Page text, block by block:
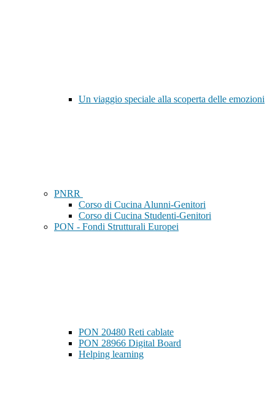
Un viaggio speciale alla scoperta delle emozioni
PNRR
Corso di Cucina Alunni-Genitori
Corso di Cucina Studenti-Genitori
PON - Fondi Strutturali Europei
PON 20480 Reti cablate
PON 28966 Digital Board
Helping learning